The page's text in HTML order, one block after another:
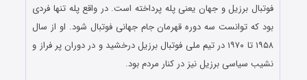
فوتبال برزیل و جهان یعنی پله پرداخته است. در واقع پله تنها فردی
بود که توانست سه دوره قهرمان جام جهانی فوتبال شود. او از سال
۱۹۵۸ تا ۱۹۷۰ در تیم ملی فوتبال برزیل درخشید و در دوران پر فراز و
نشیب سیاسی برزیل نیز در کنار مردم بود.